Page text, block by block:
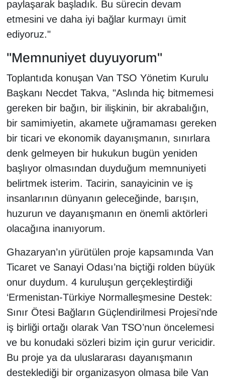
paylaşarak başladık. Bu sürecin devam
etmesini ve daha iyi bağlar kurmayı ümit
ediyoruz."
"Memnuniyet duyuyorum"
Toplantıda konuşan Van TSO Yönetim Kurulu
Başkanı Necdet Takva, "Aslında hiç bitmemesi
gereken bir bağın, bir ilişkinin, bir akrabalığın,
bir samimiyetin, akamete uğramaması gereken
bir ticari ve ekonomik dayanışmanın, sınırlara
denk gelmeyen bir hukukun bugün yeniden
başlıyor olmasından duyduğum memnuniyeti
belirtmek isterim. Tacirin, sanayicinin ve iş
insanlarının dünyanın geleceğinde, barışın,
huzurun ve dayanışmanın en önemli aktörleri
olacağına inanıyorum.
Ghazaryan’ın yürütülen proje kapsamında Van
Ticaret ve Sanayi Odası’na biçtiği rolden büyük
onur duydum. 4 kuruluşun gerçekleştirdiği
‘Ermenistan-Türkiye Normalleşmesine Destek:
Sınır Ötesi Bağların Güçlendirilmesi Projesi’nde
iş birliği ortağı olarak Van TSO’nun öncelemesi
ve bu konudaki sözleri bizim için gurur vericidir.
Bu proje ya da uluslararası dayanışmanın
desteklediği bir organizasyon olmasa bile Van